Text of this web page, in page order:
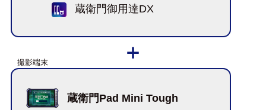
蔵衛門御用達DX
蔵衛門Pad Mini Tough